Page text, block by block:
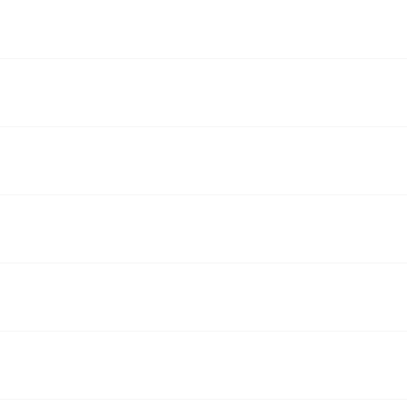
armonici I
La sua opera, rinomata per la raffinatezza timbrica
e XXI secolo, fornendo una visione artistica e analitica di
per film e audiovisivi, con oltre due decenni di
versatilità stilistica e da un approccio marcatamente
dei consulenti accademici che guideranno la vostra
dell'America Latina, essendo
Mescyt, tra gli altri, automaticamente.